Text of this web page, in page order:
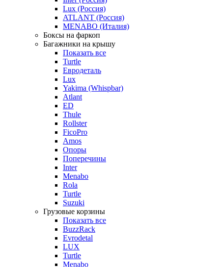
Lux (Россия)
ATLANT (Россия)
MENABO (Италия)
Боксы на фаркоп
Багажники на крышу
Показать все
Turtle
Евродеталь
Lux
Yakima (Whispbar)
Atlant
ED
Thule
Rollster
FicoPro
Amos
Опоры
Поперечины
Inter
Menabo
Rola
Turtle
Suzuki
Грузовые корзины
Показать все
BuzzRack
Evrodetal
LUX
Turtle
Menabo